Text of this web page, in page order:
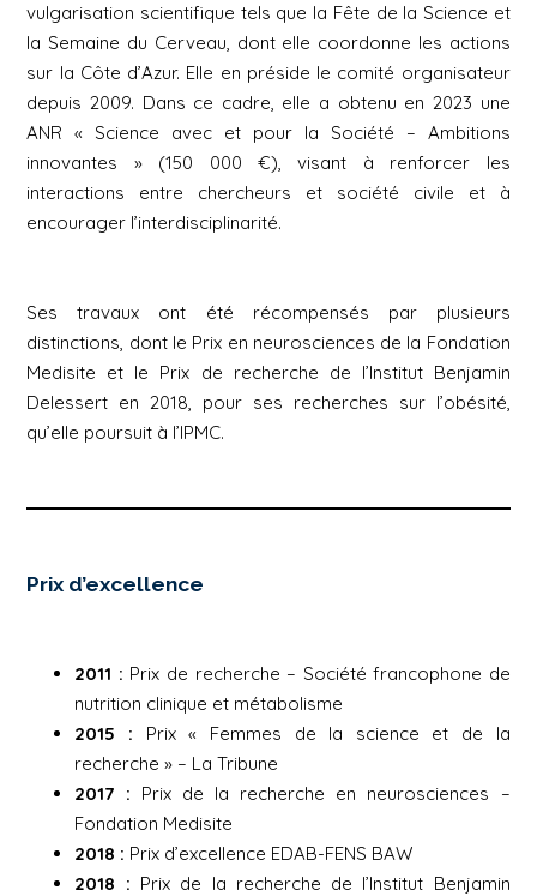
vulgarisation scientifique tels que la Fête de la Science et
la Semaine du Cerveau, dont elle coordonne les actions
sur la Côte d’Azur. Elle en préside le comité organisateur
depuis 2009. Dans ce cadre, elle a obtenu en 2023 une
ANR « Science avec et pour la Société – Ambitions
innovantes » (150 000 €), visant à renforcer les
interactions entre chercheurs et société civile et à
encourager l’interdisciplinarité.
Ses travaux ont été récompensés par plusieurs
distinctions, dont le Prix en neurosciences de la Fondation
Medisite et le Prix de recherche de l’Institut Benjamin
Delessert en 2018, pour ses recherches sur l’obésité,
qu’elle poursuit à l’IPMC.
Prix d’excellence
2011 : Prix de recherche – Société francophone de
nutrition clinique et métabolisme
2015 : Prix « Femmes de la science et de la
recherche » – La Tribune
2017 : Prix de la recherche en neurosciences –
Fondation Medisite
2018 : Prix d’excellence EDAB-FENS BAW
2018 : Prix de la recherche de l’Institut Benjamin